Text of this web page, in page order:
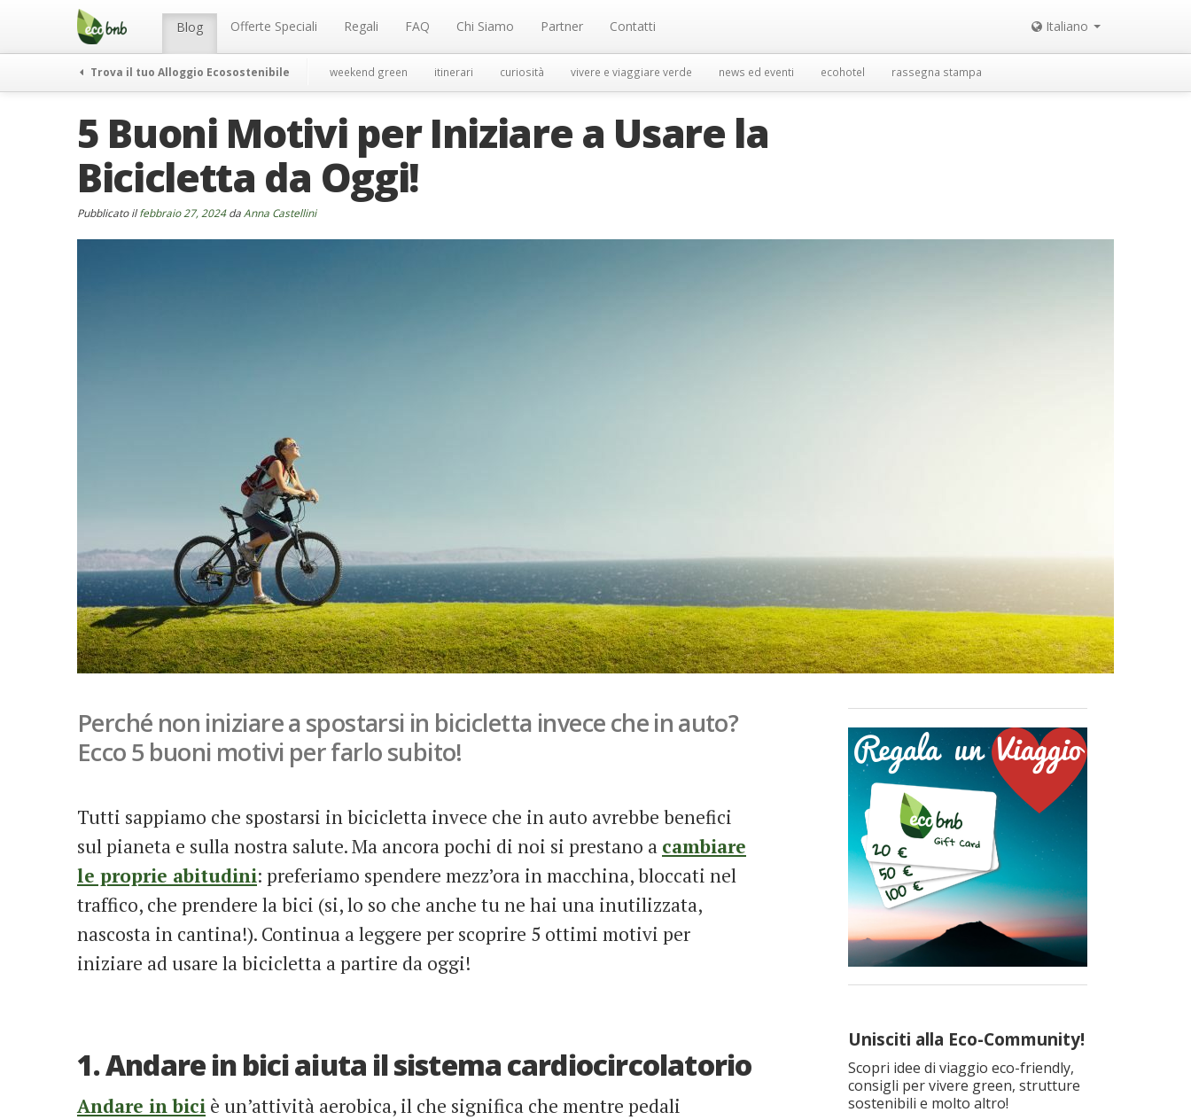
Menu Blog Offerte Speciali Regali FAQ Chi Siamo Partner Contatti Italiano
Trova il tuo Alloggio Ecosostenibile weekend green itinerari curiosità vivere e viaggiare verde news ed eventi ecohotel rassegna stampa
5 Buoni Motivi per Iniziare a Usare la
Bicicletta da Oggi!
Pubblicato ilfebbraio 27, 2024da Anna Castellini
Perché non iniziare a spostarsi in bicicletta invece che in auto?
Ecco 5 buoni motivi per farlo subito!
Tutti sappiamo che spostarsi in bicicletta invece che in auto avrebbe benefici
sul pianeta e sulla nostra salute. Ma ancora pochi di noi si prestano a cambiare
le proprie abitudini: preferiamo spendere mezz’ora in macchina, bloccati nel
traffico, che prendere la bici (si, lo so che anche tu ne hai una inutilizzata,
nascosta in cantina!). Continua a leggere per scoprire 5 ottimi motivi per
iniziare ad usare la bicicletta a partire da oggi!
1. Andare in bici aiuta il sistema cardiocircolatorio
Andare in bici è un’attività aerobica, il che significa che mentre pedali
Unisciti alla Eco-Community!
Scopri idee di viaggio eco-friendly,
consigli per vivere green, strutture
sostenibili e molto altro!